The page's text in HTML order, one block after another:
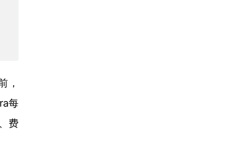
，
每
费